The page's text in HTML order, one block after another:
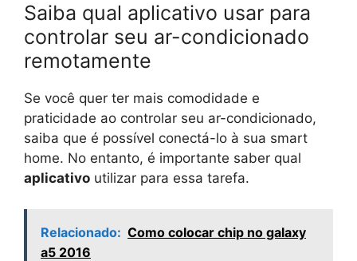
Saiba qual aplicativo usar para
controlar seu ar-condicionado
remotamente
Se você quer ter mais comodidade e
praticidade ao controlar seu ar-condicionado,
saiba que é possível conectá-lo à sua smart
home. No entanto, é importante saber qual
aplicativo utilizar para essa tarefa.
Relacionado: Como colocar chip no galaxy
a5 2016